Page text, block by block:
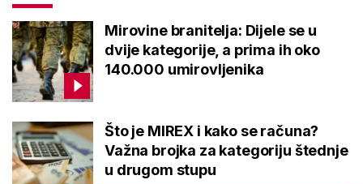
Mirovine branitelja: Dijele se u
dvije kategorije, a prima ih oko
140.000 umirovljenika
Što je MIREX i kako se računa?
Važna brojka za kategoriju štednje
u drugom stupu